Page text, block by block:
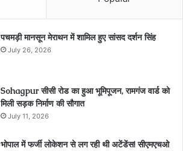
पचमड़ी मानसून मेराथन में शामिल हुए सांसद दर्शन सिंह
July 26, 2026
Sohagpur सीसी रोड का हुआ भूमिपूजन, रामगंज वार्ड को
मिली सड़क निर्माण की सौगात
July 11, 2026
भोपाल में फर्जी लोकेशन से लग रही थी अटेंडेंस! सीएमएचओ